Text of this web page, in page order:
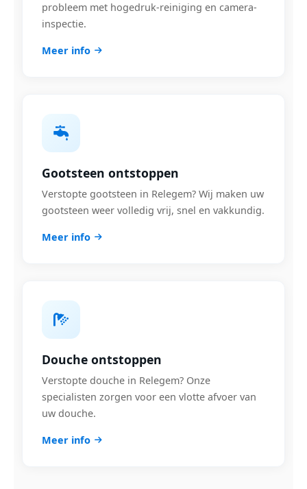
probleem met hogedruk-reiniging en camera-
inspectie.
Meer info
Gootsteen ontstoppen
Verstopte gootsteen in Relegem? Wij maken uw
gootsteen weer volledig vrij, snel en vakkundig.
Meer info
Douche ontstoppen
Verstopte douche in Relegem? Onze
specialisten zorgen voor een vlotte afvoer van
uw douche.
Meer info